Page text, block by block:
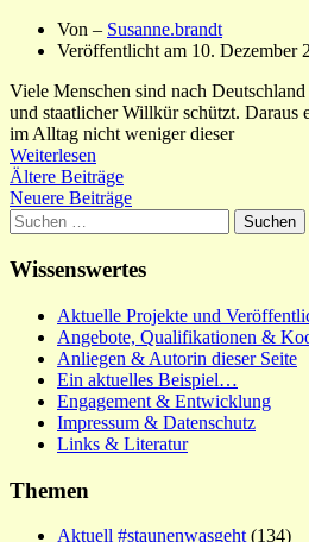
Von – Susanne.brandt
Veröffentlicht am 10. Dezember
Viele Menschen sind nach
und staatlicher Willkür schützt. Daraus
im Alltag nicht weniger dieser
Weiterlesen
Beitragsnavigation
Ältere Beiträge
Neuere Beiträge
Suchen
nach:
Wissenswertes
Aktuelle Projekte und
Angebote, Qualifikationen &
Anliegen & Autorin dieser Seite
Ein aktuelles Beispiel…
Engagement & Entwicklung
Impressum & Datenschutz
Links & Literatur
Themen
Aktuell #staunenwasgeht (134)